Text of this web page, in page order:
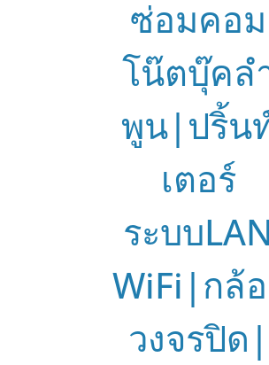
ซ่อมคอม
โน๊ตบุ๊คล
พูน|ปริ้น
เตอร์
ระบบLAN
WiFi|กล้
วงจรปิด|